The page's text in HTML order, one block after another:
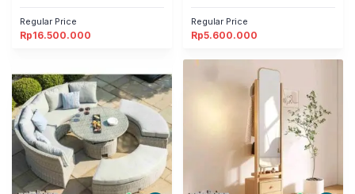
Regular Price
Rp16.500.000
Regular Price
Rp5.600.000